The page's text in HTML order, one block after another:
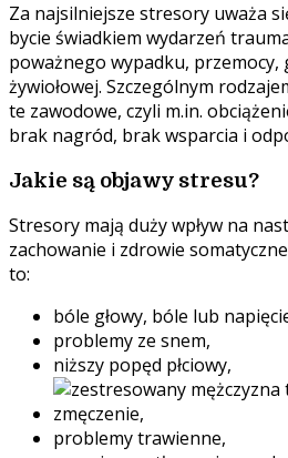
Za najsilniejsze stresory uważa
bycie świadkiem wydarzeń
poważnego wypadku, przemocy,
żywiołowej. Szczególnym
te zawodowe, czyli m.in.
brak nagród, brak wsparcia i
Jakie są objawy stresu?
Stresory mają duży wpływ na
zachowanie i zdrowie
to:
bóle głowy, bóle lub
problemy ze snem,
niższy popęd płciowy,
zmęczenie,
problemy trawienne,